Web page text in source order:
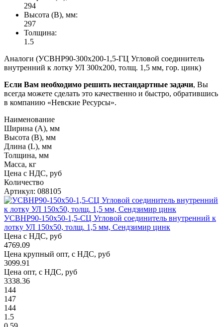
294
Высота (В), мм:
297
Толщина:
1.5
Аналоги (УСВНР90-300х200-1,5-ГЦ Угловой соединитель
внутренний к лотку УЛ 300х200, толщ. 1,5 мм, гор. цинк)
Если Вам необходимо решить нестандартные задачи, Вы
всегда можете сделать это качественно и быстро, обратившись
в компанию «Невские Ресурсы».
Наименование
Ширина (А), мм
Высота (В), мм
Длина (L), мм
Толщина, мм
Масса, кг
Цена с НДС, руб
Количество
Артикул: 088105
УСВНР90-150х50-1,5-СЦ Угловой соединитель внутренний к
лотку УЛ 150х50, толщ. 1,5 мм, Сендзимир цинк
Цена с НДС, руб
4769.09
Цена крупный опт, с НДС, руб
3099.91
Цена опт, с НДС, руб
3338.36
144
147
144
1.5